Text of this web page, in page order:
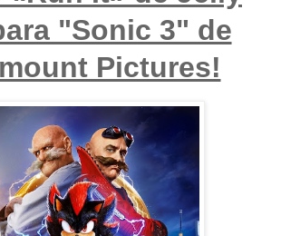
"Sonic 3" de
Pictures!